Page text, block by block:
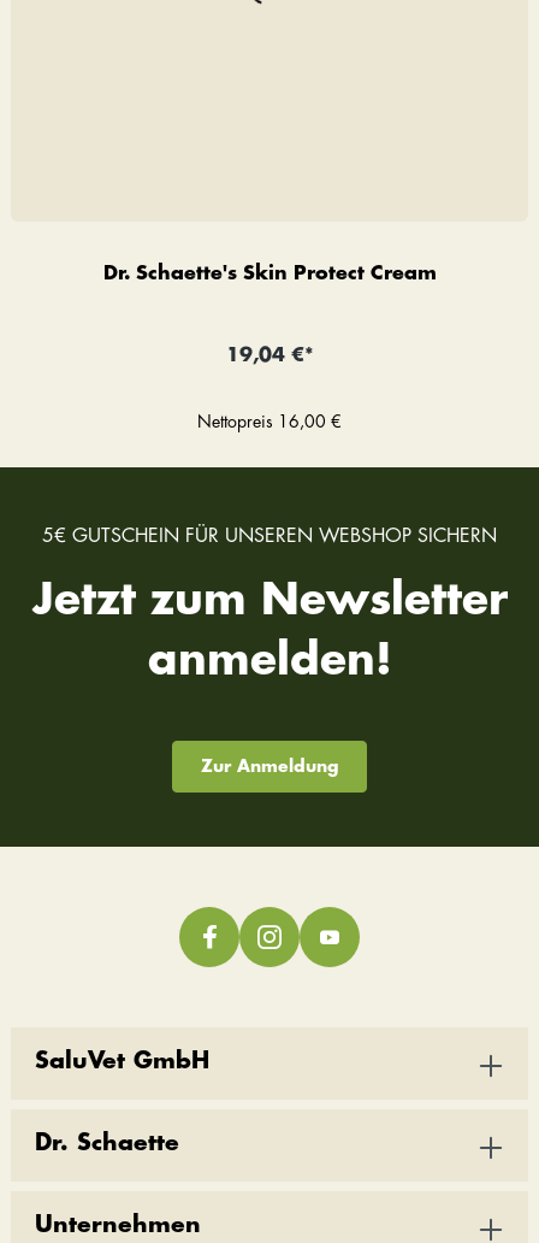
Dr. Schaette's Skin Protect Cream
19,04 €*
Nettopreis 16,00 €
5€ GUTSCHEIN FÜR UNSEREN WEBSHOP SICHERN
Jetzt zum Newsletter
anmelden!
Zur Anmeldung
SaluVet GmbH
Dr. Schaette
Unternehmen